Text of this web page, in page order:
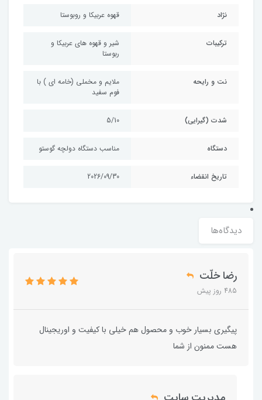
نژاد قهوه عربیکا و روبوستا
ترکیبات
شیر و قهوه های عربیکا و
ربوستا
نت و رایحه
ملایم و مخملی (خامه ای ) با
فوم سفید
شدت (گیرایی) 5/10
دستگاه مناسب دستگاه دولچه گوستو
تاریخ انقضاء 2026/09/30
دیدگاه‌ها
رضا خلّت
485 روز پیش
پیگیری بسیار خوب و محصول هم خیلی با کیفیت و اوریجینال
هست ممنون از شما